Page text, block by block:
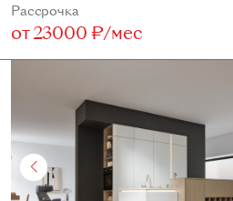
Рассрочка
от23000 ₽/мес